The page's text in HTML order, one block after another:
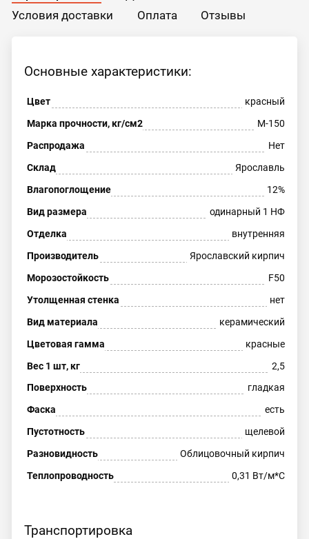
Условия доставки
Оплата Отзывы
Основные характеристики:
Цвет
красный
Марка прочности, кг/см2
М-150
Распродажа
Нет
Склад
Ярославль
Влагопоглощение
12%
Вид размера
одинарный 1 НФ
Отделка
внутренняя
Производитель
Ярославский кирпич
Морозостойкость
F50
Утолщенная стенка
нет
Вид материала
керамический
Цветовая гамма
красные
Вес 1 шт, кг
2,5
Поверхность
гладкая
Фаска
есть
Пустотность
щелевой
Разновидность
Облицовочный кирпич
Теплопроводность
0,31 Вт/м*С
Транспортировка